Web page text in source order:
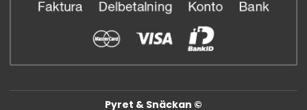
Pyret & Snäckan ©